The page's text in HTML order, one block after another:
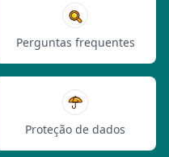
Perguntas frequentes
Proteção de dados